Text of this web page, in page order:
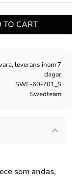
leverans inom 7
dagar
SWE-60-701_S
Swedteam
som andas,